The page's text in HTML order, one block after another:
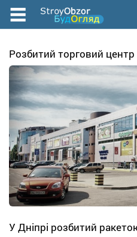
Перейти
содержанию
Розбитий торговий
У Дніпрі розбитий